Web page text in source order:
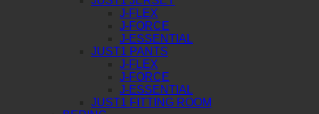
J-FLEX
J-FORCE
J-ESSENTIAL
JUST1 PANTS
J-FLEX
J-FORCE
J-ESSENTIAL
JUST1 FITTING ROOM